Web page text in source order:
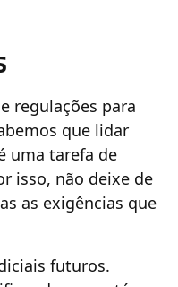
regulações para
que lidar
uma tarefa de
isso, não deixe de
as exigências que
futuros.